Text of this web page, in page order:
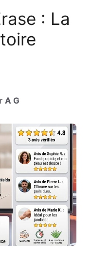
: La
A G